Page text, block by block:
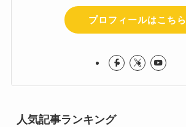
プロフィールはこちら
人気記事ランキング